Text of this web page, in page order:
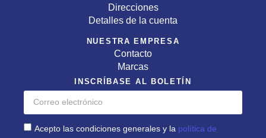
Direcciones
Detalles de la cuenta
NUESTRA EMPRESA
Contacto
Marcas
INSCRÍBASE AL BOLETÍN
Acepto las condiciones generales y la política de